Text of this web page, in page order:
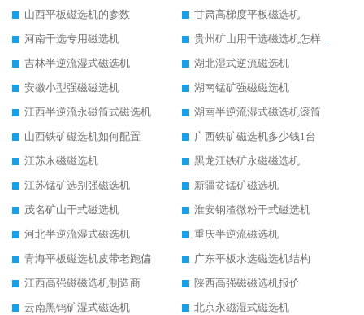
山西平板磁选机的参数
甘肃高梯度平板磁选机
河南干选专用磁选机
贵州矿山用干选磁选机怎样调磁
吉林半逆流湿式磁选机
湖北湿式逆流磁选机
安徽小型强磁磁选机
湖南锰矿强磁磁选机
江西半逆流永磁筒式磁选机
湖南半逆流湿式磁选机滚筒
山西铁矿磁选机如何配置
广西铁矿磁选机多少钱1台
江苏永磁磁选机
黑龙江铁矿永磁磁选机
江苏锰矿选别强磁选机
新疆贫锰矿磁选机
茂名矿山干式磁选机
淮安钢渣微粉干式磁选机
河北半逆流湿式磁选机
重庆半逆流磁选机
青海平板磁选机皮带老跑偏
广东平板水选磁选机结构
江西高强磁磁选机制造商
陕西高强磁磁选机报价
云南黑钨矿湿式磁选机
北京永磁湿式磁选机